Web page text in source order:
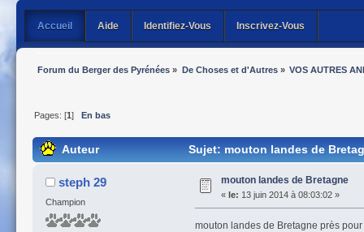
Accueil Aide Identifiez-Vous Inscrivez-Vous
Forum du Berger des Pyrénées » De Choses et d'Autres» VOS AUTRES
Pages: [1] En bas
Auteur Sujet: mouton landes de
steph 29
Champion
mouton landes de Bretagne
« le: 13 juin 2014 à 08:03:02 »
mouton landes de Bretagne près